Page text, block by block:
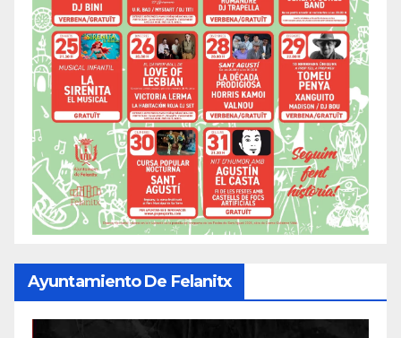
Ayuntamiento De Felanitx